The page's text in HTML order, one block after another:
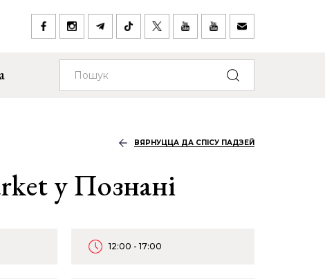
ВЯРНУЦЦА ДА СПІСУ ПАДЗЕЙ
у Познані
12:00 - 17:00